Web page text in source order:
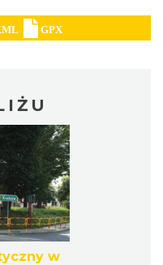
w